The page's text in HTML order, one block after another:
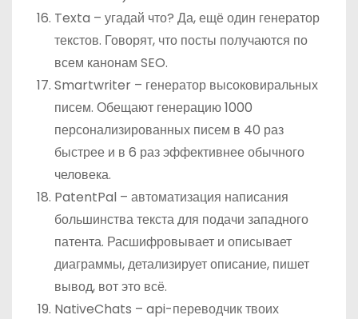
Texta – угадай что? Да, ещё один генератор
текстов. Говорят, что посты получаются по
всем канонам SEO.
Smartwriter – генератор высоковиральных
писем. Обещают генерацию 1000
персонализированных писем в 40 раз
быстрее и в 6 раз эффективнее обычного
человека.
PatentPal – автоматизация написания
большинства текста для подачи западного
патента. Расшифровывает и описывает
диаграммы, детализирует описание, пишет
вывод, вот это всё.
NativeChats – api-переводчик твоих